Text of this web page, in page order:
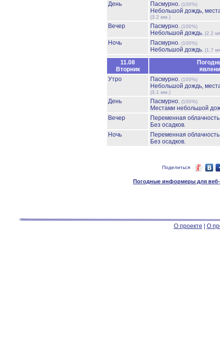
День Пасмурно. (100%)
Небольшой дождь,
(3.2 мм.)
Вечер Пасмурно. (100%)
Небольшой дождь. (2.2
Ночь Пасмурно. (100%)
Небольшой дождь. (1.7
11.08
Вторник
Утро
Пасмурно. (100%)
Небольшой дождь,
(3.1 мм.)
День Пасмурно. (100%)
Местами небольшой
Вечер
Переменная
Без осадков.
Ночь
Переменная
Без осадков.
Поделиться
Погодные информеры для веб-
О проекте О